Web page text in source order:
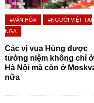
#VĂN HÓA
#NGƯỜI VIỆT TẠI
NGA
Các vị vua Hùng được
tưởng niệm không chỉ ở
Hà Nội mà còn ở
nữa